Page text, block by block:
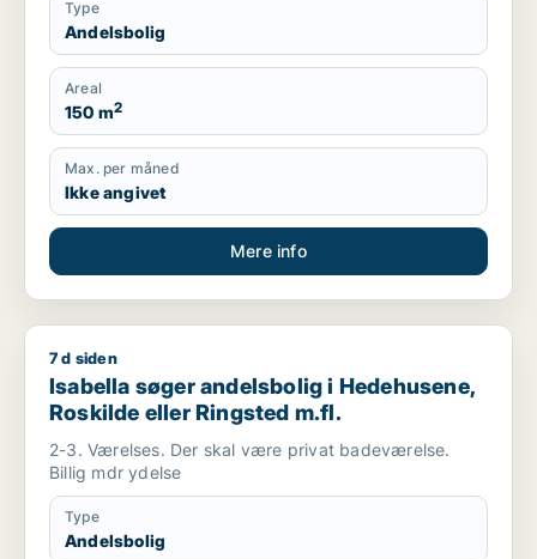
Type
Andelsbolig
Areal
150 m2
Max. per måned
Ikke angivet
Mere info
Isabella søger andelsbolig i Hedehusene, Roskilde eller
7 d siden
Isabella søger andelsbolig i Hedehusene,
Roskilde eller Ringsted m.fl.
2-3. Værelses. Der skal være privat badeværelse.
Billig mdr ydelse
Type
Andelsbolig